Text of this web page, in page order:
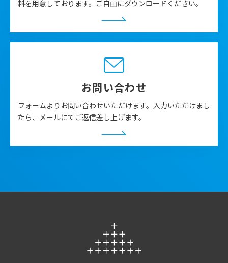
『いしゃまち病院検索サービス』の活用事例」を紹介し
ます。インターネット上のペイシェントジャーニーを考
える際に、前提として以下の図のような設計をかなり重
その部分をどう補完していくかが、それぞれのフェーズ
でポイントになります。疾患認知をするための集客とい
う観点や、集客後に疾患啓発サイトに辿り着いた患者さ
料を用意しております。ご自由にダウンロードください。
お問い合わせ
フォームよりお問い合わせいただけます。入力いただけまし
たら、メールにてご返信差し上げます。